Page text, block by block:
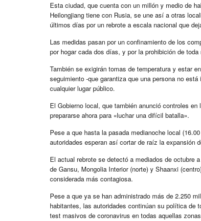
Esta ciudad, que cuenta con un millón y medio de
Heilongjiang tiene con Rusia, se une así a otras
últimos días por un rebrote a escala nacional que
Las medidas pasan por un confinamiento de los
por hogar cada dos días, y por la prohibición de
También se exigirán tomas de temperatura y estar
seguimiento -que garantiza que una persona no
cualquier lugar público.
El Gobierno local, que también anunció controles
prepararse ahora para «luchar una difícil batalla».
Pese a que hasta la pasada medianoche local
autoridades esperan así cortar de raíz la expansión
El actual rebrote se detectó a mediados de octubre
de Gansu, Mongolia Interior (norte) y Shaanxi
considerada más contagiosa.
Pese a que ya se han administrado más de 2.250
habitantes, las autoridades continúan su política
test masivos de coronavirus en todas aquellas